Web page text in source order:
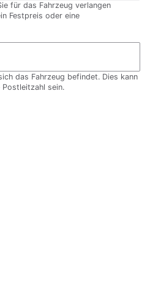
für das Fahrzeug verlangen
Festpreis oder eine
das Fahrzeug befindet. Dies kann
sein.